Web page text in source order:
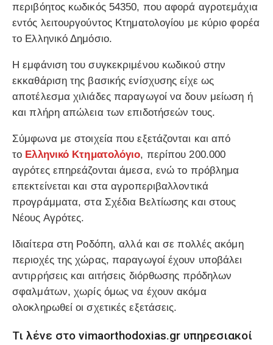
περιβόητος κωδικός 54350, που αφορά αγροτεμάχια
εντός λειτουργούντος Κτηματολογίου με κύριο φορέα
το Ελληνικό Δημόσιο.
Η εμφάνιση του συγκεκριμένου κωδικού στην
εκκαθάριση της βασικής ενίσχυσης είχε ως
αποτέλεσμα χιλιάδες παραγωγοί να δουν μείωση ή
και πλήρη απώλεια των επιδοτήσεών τους.
Σύμφωνα με στοιχεία που εξετάζονται και από
το Ελληνικό Κτηματολόγιο, περίπου 200.000
αγρότες επηρεάζονται άμεσα, ενώ το πρόβλημα
επεκτείνεται και στα αγροπεριβαλλοντικά
προγράμματα, στα Σχέδια Βελτίωσης και στους
Νέους Αγρότες.
Ιδιαίτερα στη Ροδόπη, αλλά και σε πολλές ακόμη
περιοχές της χώρας, παραγωγοί έχουν υποβάλει
αντιρρήσεις και αιτήσεις διόρθωσης πρόδηλων
σφαλμάτων, χωρίς όμως να έχουν ακόμα
ολοκληρωθεί οι σχετικές εξετάσεις.
Τι λένε στο vimaorthodoxias.gr υπηρεσιακοί